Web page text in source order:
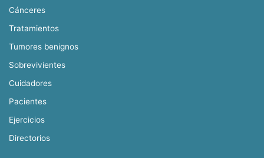
Cánceres
Tratamientos
Tumores benignos
Sobrevivientes
Cuidadores
Pacientes
Ejercicios
Directorios